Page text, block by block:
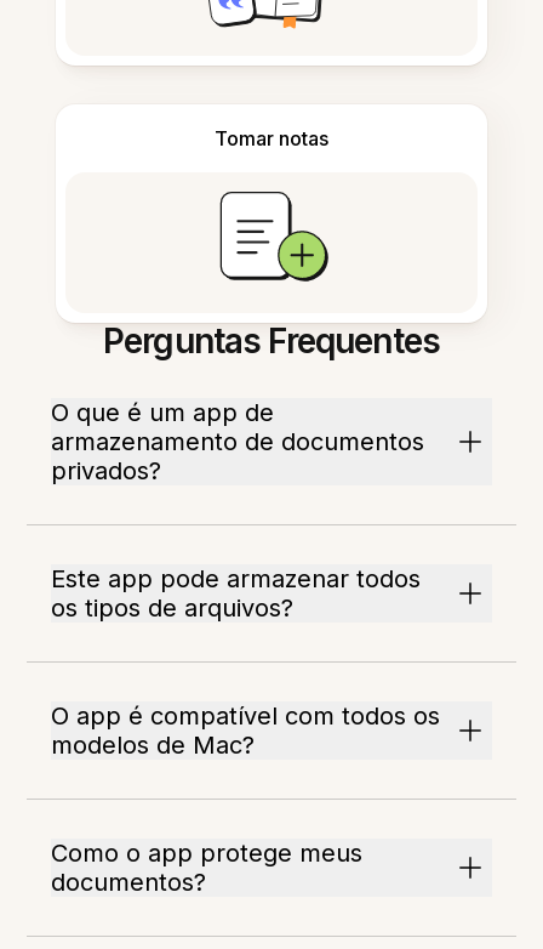
Tomar notas
Perguntas Frequentes
O que é um app de
armazenamento de documentos
privados?
Este app pode armazenar todos
os tipos de arquivos?
O app é compatível com todos os
modelos de Mac?
Como o app protege meus
documentos?